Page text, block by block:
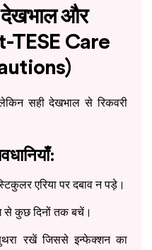
देखभाल और
TESE Care
सही देखभाल से रिकवरी
एरिया पर दबाव न पड़े।
से कुछ दिनों तक बचें।
रखें जिससे इन्फेक्शन का